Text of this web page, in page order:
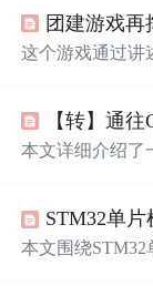
团建游戏再
这个游戏通过讲
在于最后的努力
励的理解，并激
【转】通
本文详细介绍了
解到具体工具的
式。
STM32单
本文围绕